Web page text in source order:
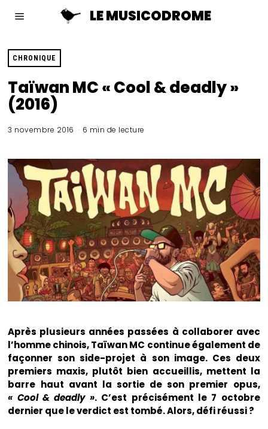
LE MUSICODROME
CHRONIQUE
Taïwan MC « Cool & deadly »
(2016)
3 novembre 2016 6 min de lecture
Après plusieurs années passées à collaborer avec
l’homme chinois, Taïwan MC continue également de
façonner son side-projet à son image. Ces deux
premiers maxis, plutôt bien accueillis, mettent la
barre haut avant la sortie de son premier opus,
« Cool & deadly ». C’est précisément le 7 octobre
dernier que le verdict est tombé. Alors, défi réussi ?